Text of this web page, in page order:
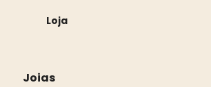
Loja
Joias